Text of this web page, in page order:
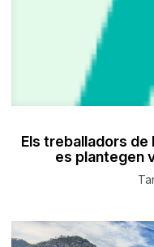
Els treballadors
es plantegen